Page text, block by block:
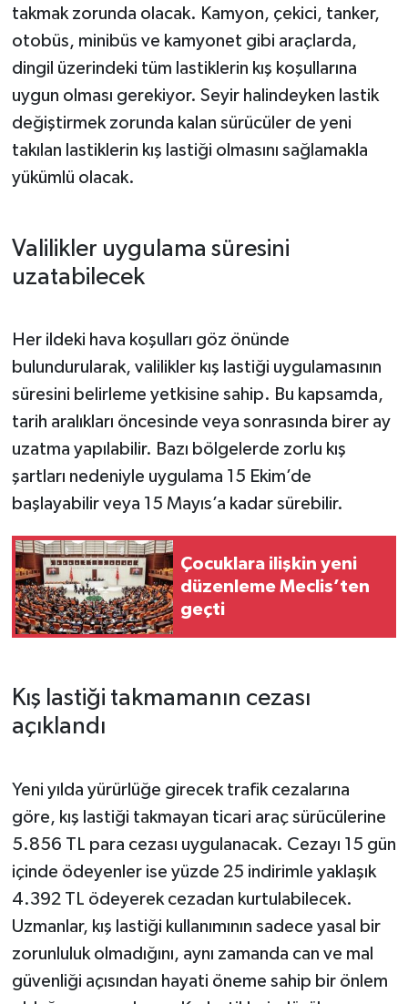
takmak zorunda olacak. Kamyon, çekici, tanker,
otobüs, minibüs ve kamyonet gibi araçlarda,
dingil üzerindeki tüm lastiklerin kış koşullarına
uygun olması gerekiyor. Seyir halindeyken lastik
değiştirmek zorunda kalan sürücüler de yeni
takılan lastiklerin kış lastiği olmasını sağlamakla
yükümlü olacak.
Valilikler uygulama süresini
uzatabilecek
Her ildeki hava koşulları göz önünde
bulundurularak, valilikler kış lastiği uygulamasının
süresini belirleme yetkisine sahip. Bu kapsamda,
tarih aralıkları öncesinde veya sonrasında birer ay
uzatma yapılabilir. Bazı bölgelerde zorlu kış
şartları nedeniyle uygulama 15 Ekim’de
başlayabilir veya 15 Mayıs’a kadar sürebilir.
Çocuklara ilişkin yeni
düzenleme Meclis’ten
geçti
Kış lastiği takmamanın cezası
açıklandı
Yeni yılda yürürlüğe girecek trafik cezalarına
göre, kış lastiği takmayan ticari araç sürücülerine
5.856 TL para cezası uygulanacak. Cezayı 15 gün
içinde ödeyenler ise yüzde 25 indirimle yaklaşık
4.392 TL ödeyerek cezadan kurtulabilecek.
Uzmanlar, kış lastiği kullanımının sadece yasal bir
zorunluluk olmadığını, aynı zamanda can ve mal
güvenliği açısından hayati öneme sahip bir önlem